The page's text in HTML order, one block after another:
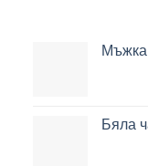
Мъжка
Бяла